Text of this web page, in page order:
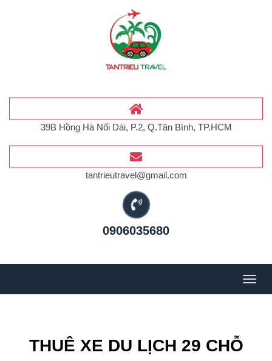
39B Hồng Hà Nối Dài, P.2, Q.Tân Bình, TP.HCM
tantrieutravel@gmail.com
0906035680
Menu
THUÊ XE DU LỊCH 29 CHỖ